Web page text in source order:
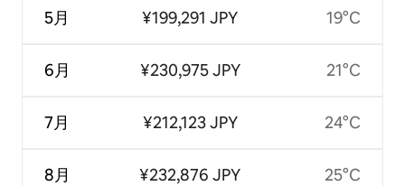
5月
6月
7月
8月
¥199,291 JPY
¥230,975 JPY
¥212,123 JPY
¥232,876 JPY
19°C
21°C
24°C
25°C